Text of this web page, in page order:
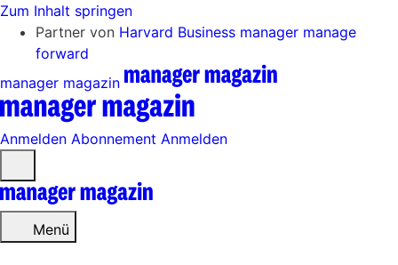
Zum Inhalt springen
Partner von Harvard Business manager manage
forward
manager magazin
Anmelden Abonnement Anmelden
öffnen
Menü